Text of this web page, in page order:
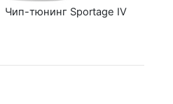
Чип-тюнинг Sportage IV